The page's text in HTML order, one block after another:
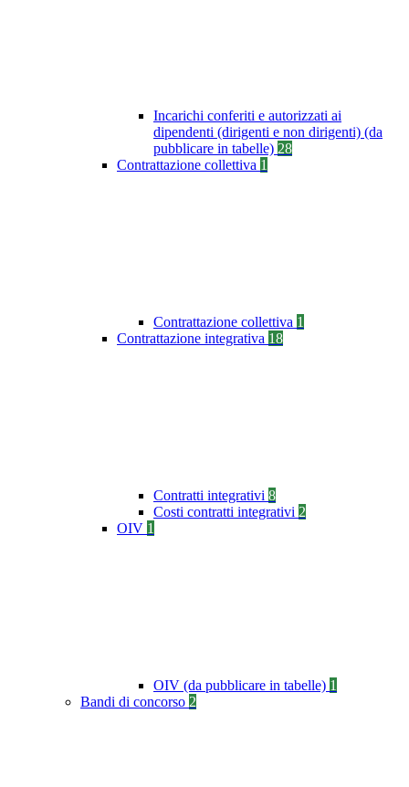
Incarichi conferiti e autorizzati ai
dipendenti (dirigenti e non dirigenti) (da
pubblicare in tabelle) 28
Contrattazione collettiva 1
Contrattazione collettiva 1
Contrattazione integrativa 18
Contratti integrativi 8
Costi contratti integrativi 2
OIV 1
OIV (da pubblicare in tabelle) 1
Bandi di concorso 2